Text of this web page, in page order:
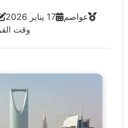
الفئة:عواصمتاريخ النشر:
17 يناير 2026
وقت القراءة: